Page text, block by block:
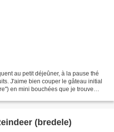
au petit déjeûner, à la pause thé
J'aime bien couper le gâteau initial
en mini bouchées que je trouve
(bredele)